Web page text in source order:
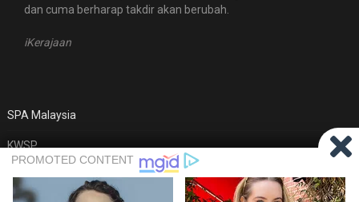
dan cuma berharap takdir akan berubah.
iKerajaan
SPA Malaysia
KWSP
MyFutureJobs